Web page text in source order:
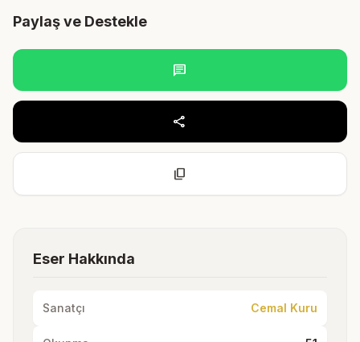
Paylaş ve Destekle
chat
share
content_copy
Eser Hakkında
Sanatçı Cemal Kuru